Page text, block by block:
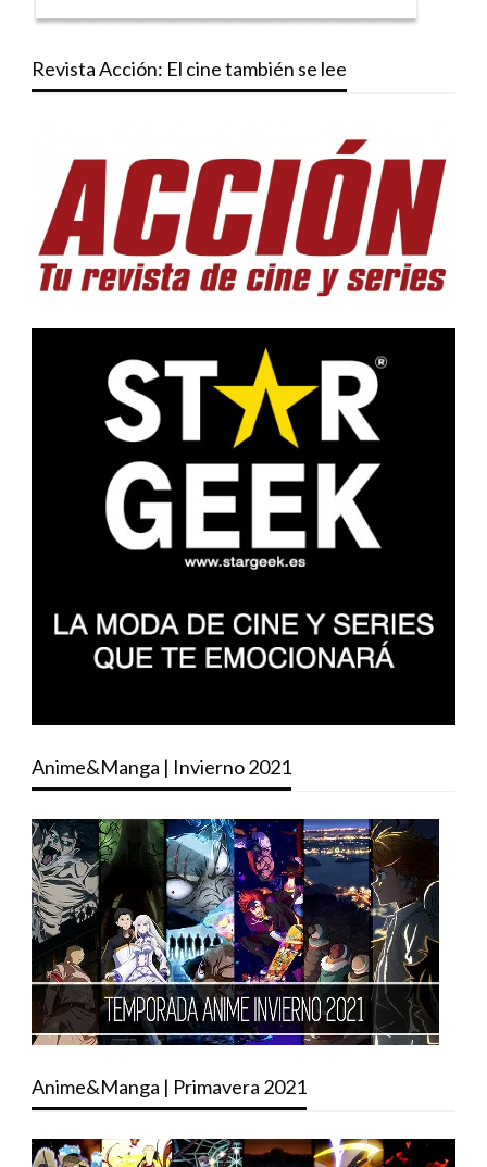
Revista Acción: El cine también se lee
Anime&Manga | Invierno 2021
Anime&Manga | Primavera 2021